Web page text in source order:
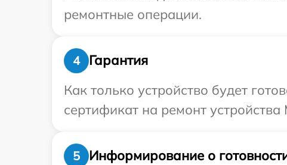
ремонтные операции.
4
Гарантия
Как только устройство будет
сертификат на ремонт
5
Информирование о